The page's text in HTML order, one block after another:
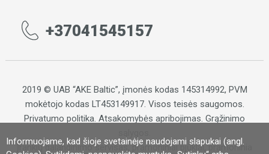
Informuojame, kad šioje svetainėje naudojami slapukai (angl.
+37041545157
2019 © UAB “AKE Baltic”, įmonės kodas 145314992, PVM
mokėtojo kodas LT453149917. Visos teisės saugomos.
Privatumo politika. Atsakomybės apribojimas. Grąžinimo
Įrankių galandinimo servisas, pramoniniai pjūklai, pramoninia